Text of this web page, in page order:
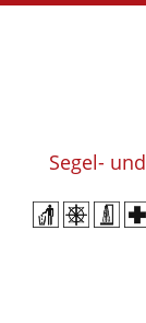
Segel-